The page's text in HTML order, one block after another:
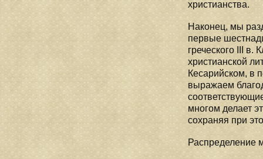
христианства.
Наконец, мы
первые
греческого III
христианской
Кесарийском, в
выражаем
многом делает
сохраняя при
Распределение